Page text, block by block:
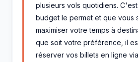
plusieurs vols quotidiens.
budget le permet et que vous
maximiser votre temps à
que soit votre préférence, il
réserver vos billets en ligne